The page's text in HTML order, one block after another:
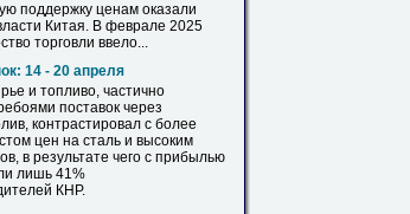
поддержку ценам оказали
Китая. В феврале 2025
торговли ввело...
14 - 20 апреля
и топливо, частично
поставок через
контрастировал с более
цен на сталь и высоким
в результате чего с прибылью
лишь 41%
КНР.